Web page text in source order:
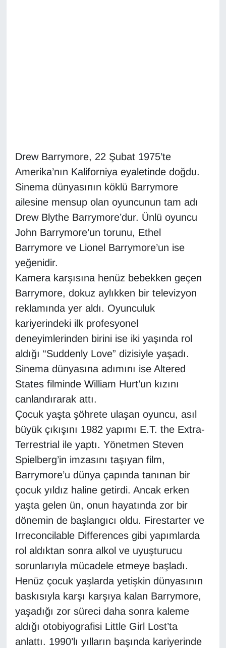
Drew Barrymore, 22 Şubat 1975’te
Amerika’nın Kaliforniya eyaletinde doğdu.
Sinema dünyasının köklü Barrymore
ailesine mensup olan oyuncunun tam adı
Drew Blythe Barrymore’dur. Ünlü oyuncu
John Barrymore’un torunu, Ethel
Barrymore ve Lionel Barrymore’un ise
yeğenidir.
Kamera karşısına henüz bebekken geçen
Barrymore, dokuz aylıkken bir televizyon
reklamında yer aldı. Oyunculuk
kariyerindeki ilk profesyonel
deneyimlerinden birini ise iki yaşında rol
aldığı “Suddenly Love” dizisiyle yaşadı.
Sinema dünyasına adımını ise Altered
States filminde William Hurt’un kızını
canlandırarak attı.
Çocuk yaşta şöhrete ulaşan oyuncu, asıl
büyük çıkışını 1982 yapımı E.T. the Extra-
Terrestrial ile yaptı. Yönetmen Steven
Spielberg’in imzasını taşıyan film,
Barrymore’u dünya çapında tanınan bir
çocuk yıldız haline getirdi. Ancak erken
yaşta gelen ün, onun hayatında zor bir
dönemin de başlangıcı oldu. Firestarter ve
Irreconcilable Differences gibi yapımlarda
rol aldıktan sonra alkol ve uyuşturucu
sorunlarıyla mücadele etmeye başladı.
Henüz çocuk yaşlarda yetişkin dünyasının
baskısıyla karşı karşıya kalan Barrymore,
yaşadığı zor süreci daha sonra kaleme
aldığı otobiyografisi Little Girl Lost’ta
anlattı. 1990’lı yılların başında kariyerinde
En çok konuşulanlar
GENEL
Güncel
Gündem
Haber
HABERDE İNSAN
İngilizce
Kadın
Kamu Alımları
Kim Kimdir?
Kültür & Sanat
KURDÎ
MAGAZİN
MEDYA
ONE EKONOMİ
Resmi İlanlar
RÖPORTAJ
SAĞLIK